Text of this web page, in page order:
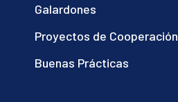
Galardones
Proyectos de Cooperación
Buenas Prácticas